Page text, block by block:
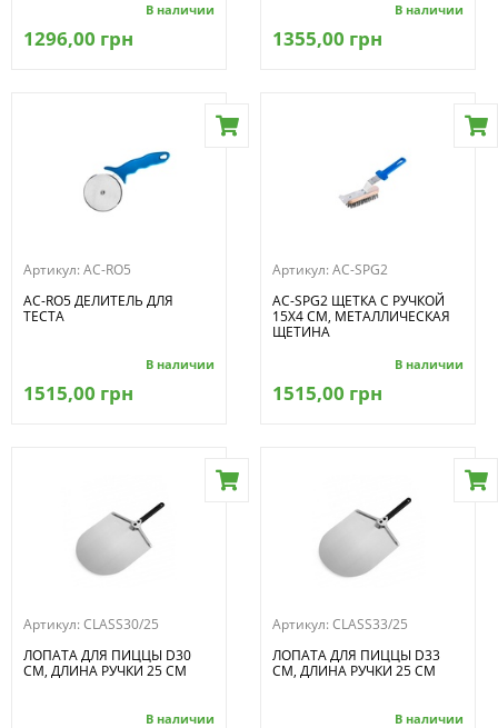
В наличии
1296,00 грн
В наличии
1355,00 грн
Артикул: AC-RO5
AC-RO5 ДЕЛИТЕЛЬ ДЛЯ
ТЕСТА
В наличии
1515,00 грн
Артикул: AC-SPG2
AC-SPG2 ЩЕТКА С РУЧКОЙ
15X4 СМ, МЕТАЛЛИЧЕСКАЯ
ЩЕТИНА
В наличии
1515,00 грн
Артикул: CLASS30/25
ЛОПАТА ДЛЯ ПИЦЦЫ D30
СМ, ДЛИНА РУЧКИ 25 СМ
В наличии
Артикул: CLASS33/25
ЛОПАТА ДЛЯ ПИЦЦЫ D33
СМ, ДЛИНА РУЧКИ 25 СМ
В наличии